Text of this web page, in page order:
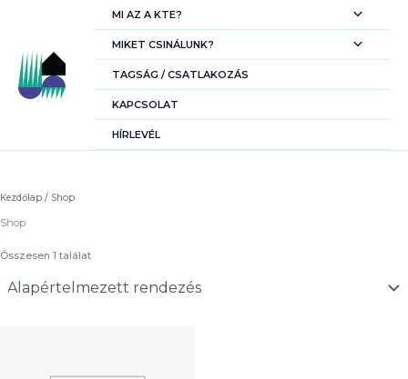
MI AZ A KTE?
MIKET CSINÁLUNK?
TAGSÁG / CSATLAKOZÁS
KAPCSOLAT
HÍRLEVÉL
Kezdőlap / Shop
Shop
Összesen 1 találat